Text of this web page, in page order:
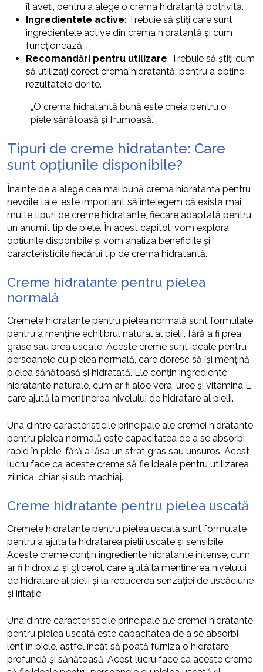
îl aveți, pentru a alege o crema hidratantă potrivită.
Ingredientele active: Trebuie să știți care sunt
ingredientele active din crema hidratantă și cum
funcționează.
Recomandări pentru utilizare: Trebuie să știți cum
să utilizați corect crema hidratantă, pentru a obține
rezultatele dorite.
„O crema hidratantă bună este cheia pentru o
piele sănătoasă și frumoasă.”
Tipuri de creme hidratante: Care
sunt opțiunile disponibile?
Înainte de a alege cea mai bună crema hidratantă pentru
nevoile tale, este important să înțelegem că există mai
multe tipuri de creme hidratante, fiecare adaptată pentru
un anumit tip de piele. În acest capitol, vom explora
opțiunile disponibile și vom analiza beneficiile și
caracteristicile fiecărui tip de crema hidratantă.
Creme hidratante pentru pielea
normală
Cremele hidratante pentru pielea normală sunt formulate
pentru a menține echilibrul natural al pielii, fără a fi prea
grase sau prea uscate. Aceste creme sunt ideale pentru
persoanele cu pielea normală, care doresc să își mențină
pielea sănătoasă și hidratată. Ele conțin ingrediente
hidratante naturale, cum ar fi aloe vera, uree și vitamina E,
care ajută la menținerea nivelului de hidratare al pielii.
Una dintre caracteristicile principale ale cremei hidratante
pentru pielea normală este capacitatea de a se absorbi
rapid în piele, fără a lăsa un strat gras sau unsuros. Acest
lucru face ca aceste creme să fie ideale pentru utilizarea
zilnică, chiar și sub machiaj.
Creme hidratante pentru pielea uscată
Cremele hidratante pentru pielea uscată sunt formulate
pentru a ajuta la hidratarea pielii uscate și sensibile.
Aceste creme conțin ingrediente hidratante intense, cum
ar fi hidroxizi și glicerol, care ajută la menținerea nivelului
de hidratare al pielii și la reducerea senzației de uscăciune
și iritație.
Una dintre caracteristicile principale ale cremei hidratante
pentru pielea uscată este capacitatea de a se absorbi
lent în piele, astfel încât să poată furniza o hidratare
profundă și sănătoasă. Acest lucru face ca aceste creme